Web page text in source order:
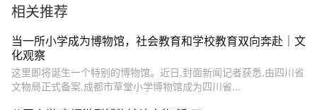
相关推荐
当一所小学成为博物馆，社会教育和学校教育双向奔赴｜文
化观察
这里即将诞生一个特别的博物馆。近日,封面新闻记者获悉,由四川省
文物局正式备案,成都市草堂小学博物馆成为四川省...